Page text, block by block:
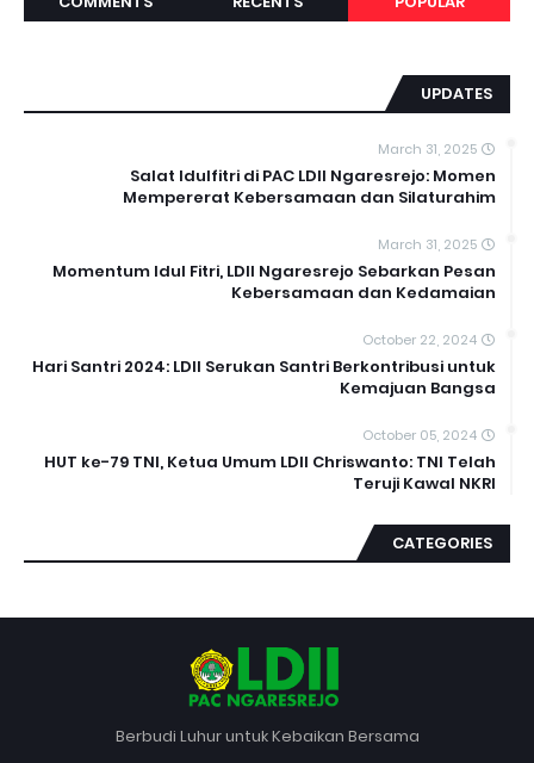
UPDATES
March 31, 2025
Salat Idulfitri di PAC LDII Ngaresrejo: Momen
Mempererat Kebersamaan dan Silaturahim
March 31, 2025
Momentum Idul Fitri, LDII Ngaresrejo Sebarkan Pesan
Kebersamaan dan Kedamaian
October 22, 2024
Hari Santri 2024: LDII Serukan Santri Berkontribusi untuk
Kemajuan Bangsa
October 05, 2024
HUT ke-79 TNI, Ketua Umum LDII Chriswanto: TNI Telah
Teruji Kawal NKRI
CATEGORIES
Berbudi Luhur untuk Kebaikan Bersama